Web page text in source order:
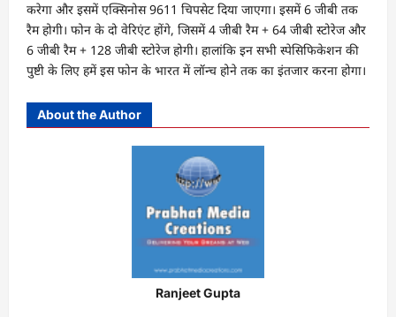
करेगा और इसमें एक्सिनोस 9611 चिपसेट दिया जाएगा। इसमें 6 जीबी तक
रैम होगी। फोन के दो वेरिएंट होंगे, जिसमें 4 जीबी रैम + 64 जीबी स्टोरेज और
6 जीबी रैम + 128 जीबी स्टोरेज होगी। हालांकि इन सभी स्पेसिफिकेशन की
पुष्टी के लिए हमें इस फोन के भारत में लॉन्च होने तक का इंतजार करना होगा।
About the Author
Ranjeet Gupta